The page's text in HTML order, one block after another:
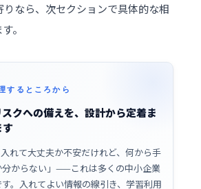
なら、次セクションで具体的な相
。
するところから
クへの備えを、設計から定着ま
す
入れて大丈夫か不安だけれど、何から手
分からない」——これは多くの中小企業
。入れてよい情報の線引き、学習利用